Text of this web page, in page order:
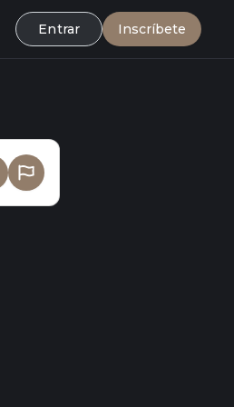
Entrar Inscríbete